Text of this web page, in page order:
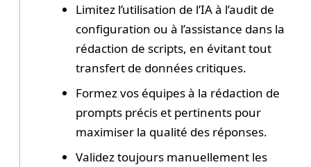
Limitez l’utilisation de l’IA à l’audit de
configuration ou à l’assistance dans la
rédaction de scripts, en évitant tout
transfert de données critiques.
Formez vos équipes à la rédaction de
prompts précis et pertinents pour
maximiser la qualité des réponses.
Validez toujours manuellement les